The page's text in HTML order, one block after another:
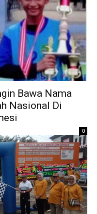
Bawa Nama
Nasional Di
0